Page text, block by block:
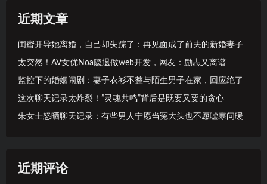
近期文章
闺蜜开导她离婚，自己却失踪了：再见面成了前夫的新婚妻子
太突然！AV女优Noa隐退做web开发，网友：励志又离谱
监控下的婚姻闹剧：妻子衣衫不整与陌生男子在家，回应绝了
这次聊天记录太炸裂！”灵魂共鸣”背后是既要又要的贪心
朱女士怒晒聊天记录：有些男人宁愿当冤大头也不愿嘘寒问暖
近期评论